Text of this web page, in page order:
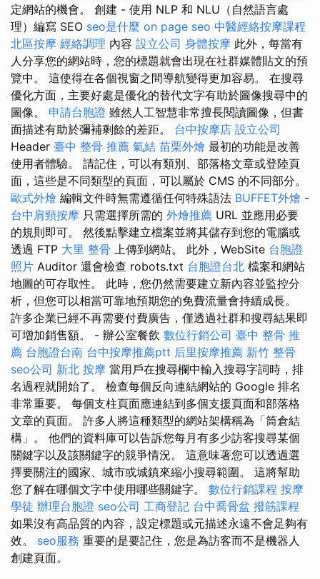
定網站的機會。 創建 - 使用 NLP 和 NLU（自然語言處
理）編寫 SEO seo是什麼 on page seo 中醫經絡按摩課程
北區按摩 經絡調理 內容 設立公司 身體按摩 此外，每當有
人分享您的網站時，您的標題就會出現在社群媒體貼文的預
覽中。 這使得在各個視窗之間導航變得更加容易。 在搜尋
優化方面，主要好處是優化的替代文字有助於圖像搜尋中的
圖像。 申請台胞證 雖然人工智慧非常擅長閱讀圖像，但書
面描述有助於彌補剩餘的差距。 台中按摩店 設立公司
Header 臺中 整骨 推薦 氣結 苗栗外燴 最初的功能是改善
使用者體驗。 請記住，可以有類別、部落格文章或登陸頁
面，這些是不同類型的頁面，可以屬於 CMS 的不同部分。
歐式外燴 編輯文件時無需遵循任何特殊語法 BUFFET外燴 -
台中肩頸按摩 只需選擇所需的 外燴推薦 URL 並應用必要
的規則即可。 然後點擊建立檔案並將其儲存到您的電腦或
透過 FTP 大里 整骨 上傳到網站。 此外，WebSite 台胞證
照片 Auditor 還會檢查 robots.txt 台胞證台北 檔案和網站
地圖的可存取性。 此時，您仍然需要建立新內容並監控分
析，但您可以相當可靠地預期您的免費流量會持續成長。
許多企業已經不再需要付費廣告，僅透過社群和搜尋結果即
可增加銷售額。 - 辦公室餐飲 數位行銷公司 臺中 整骨 推
薦 台胞證台南 台中按摩推薦ptt 后里按摩推薦 新竹 整骨
seo公司 新北 按摩 當用戶在搜尋欄中輸入搜尋字詞時，排
名過程就開始了。 檢查每個反向連結網站的 Google 排名
非常重要。 每個支柱頁面應連結到多個支援頁面和部落格
文章的頁面。 許多人將這種類型的網站架構稱為「筒倉結
構」。 他們的資料庫可以告訴您每月有多少訪客搜尋某個
關鍵字以及該關鍵字的競爭情況。 這意味著您可以透過選
擇要關注的國家、城市或城鎮來縮小搜尋範圍。 這將幫助
您了解在哪個文字中使用哪些關鍵字。 數位行銷課程 按摩
學徒 辦理台胞證 seo公司 工商登記 台中喬骨盆 撥筋課程
如果沒有高品質的內容，設定標題或元描述永遠不會足夠有
效。 seo服務 重要的是要記住，您是為訪客而不是機器人
創建頁面。